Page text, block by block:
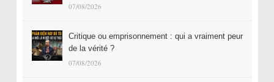
07/08/2026
Critique ou emprisonnement : qui a vraiment peur
de la vérité ?
07/08/2026